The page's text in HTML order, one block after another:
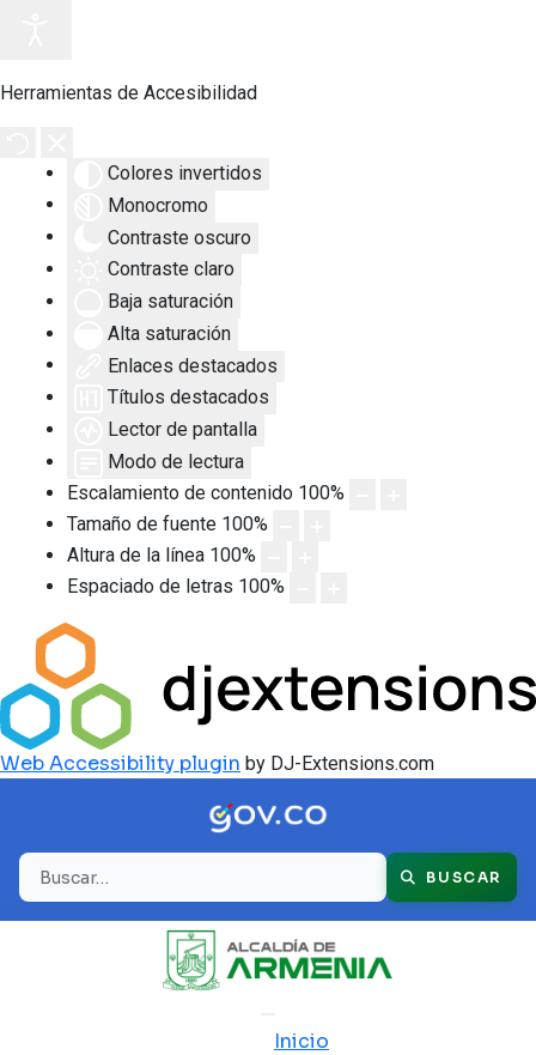
Herramientas de Accesibilidad
Colores invertidos
Monocromo
Contraste oscuro
Contraste claro
Baja saturación
Alta saturación
Enlaces destacados
Títulos destacados
Lector de pantalla
Modo de lectura
Escalamiento de contenido 100%
Tamaño de fuente 100%
Altura de la línea 100%
Espaciado de letras 100%
Web Accessibility plugin by DJ-Extensions.com
Buscar BUSCAR
Inicio